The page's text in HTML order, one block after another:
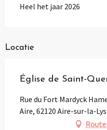
Heel het jaar 2026
Locatie
Église de Saint-
Rue du Fort Mardyck
Aire, 62120 Aire-sur-la-Lys